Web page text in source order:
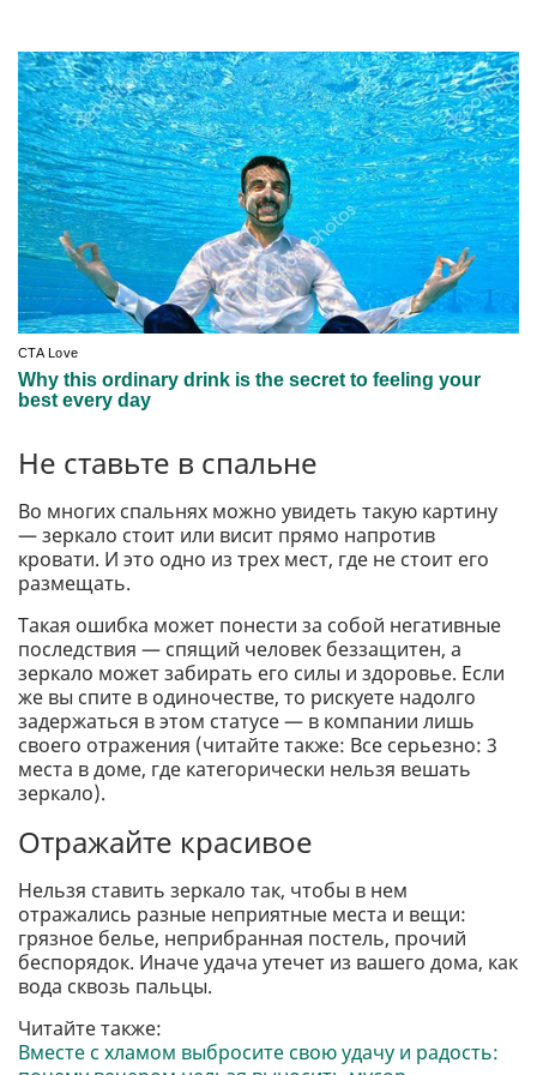
Не ставьте в спальне
Во многих спальнях можно увидеть такую картину
— зеркало стоит или висит прямо напротив
кровати. И это одно из трех мест, где не стоит его
размещать.
Такая ошибка может понести за собой негативные
последствия — спящий человек беззащитен, а
зеркало может забирать его силы и здоровье. Если
же вы спите в одиночестве, то рискуете надолго
задержаться в этом статусе — в компании лишь
своего отражения (читайте также: Все серьезно: 3
места в доме, где категорически нельзя вешать
зеркало).
Отражайте красивое
Нельзя ставить зеркало так, чтобы в нем
отражались разные неприятные места и вещи:
грязное белье, неприбранная постель, прочий
беспорядок. Иначе удача утечет из вашего дома, как
вода сквозь пальцы.
Читайте также:
Вместе с хламом выбросите свою удачу и радость: